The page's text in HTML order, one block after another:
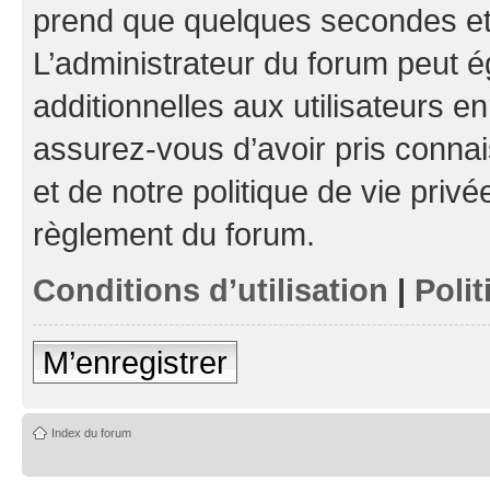
prend que quelques secondes
L’administrateur du forum peut
additionnelles aux utilisateurs
assurez-vous d’avoir pris
et de notre politique de vie
règlement du forum.
Conditions d’utilisation |
M’enregistrer
Index du forum